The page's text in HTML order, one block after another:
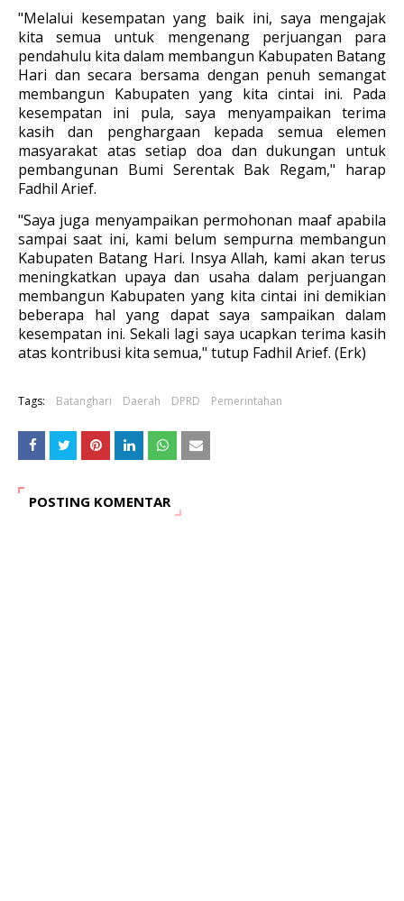
"Melalui kesempatan yang baik ini, saya mengajak
kita semua untuk mengenang perjuangan para
pendahulu kita dalam membangun Kabupaten Batang
Hari dan secara bersama dengan penuh semangat
membangun Kabupaten yang kita cintai ini. Pada
kesempatan ini pula, saya menyampaikan terima
kasih dan penghargaan kepada semua elemen
masyarakat atas setiap doa dan dukungan untuk
pembangunan Bumi Serentak Bak Regam," harap
Fadhil Arief.
"Saya juga menyampaikan permohonan maaf apabila
sampai saat ini, kami belum sempurna membangun
Kabupaten Batang Hari. Insya Allah, kami akan terus
meningkatkan upaya dan usaha dalam perjuangan
membangun Kabupaten yang kita cintai ini demikian
beberapa hal yang dapat saya sampaikan dalam
kesempatan ini. Sekali lagi saya ucapkan terima kasih
atas kontribusi kita semua," tutup Fadhil Arief. (Erk)
Tags: Batanghari Daerah DPRD Pemerintahan
POSTING KOMENTAR